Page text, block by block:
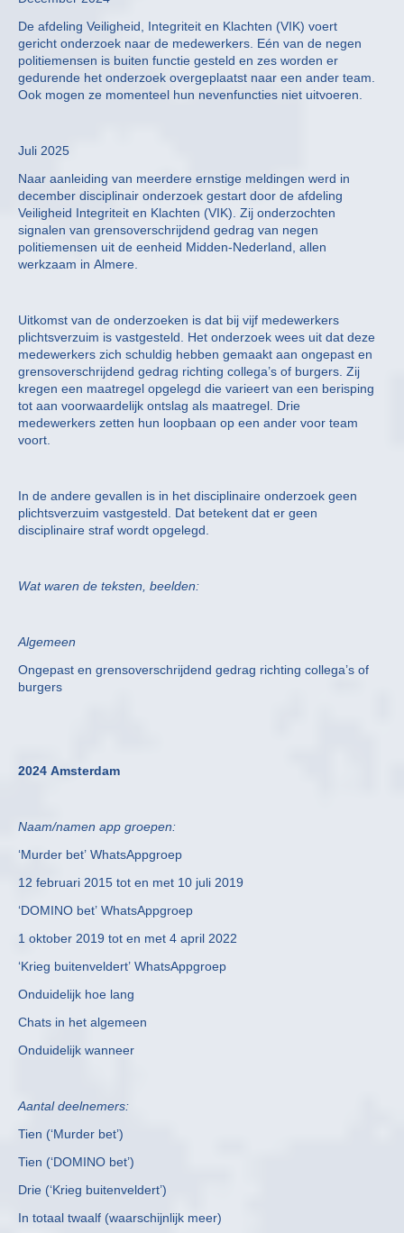
De afdeling Veiligheid, Integriteit en Klachten (VIK) voert
gericht onderzoek naar de medewerkers. Eén van de negen
politiemensen is buiten functie gesteld en zes worden er
gedurende het onderzoek overgeplaatst naar een ander team.
Ook mogen ze momenteel hun nevenfuncties niet uitvoeren.
Juli 2025
Naar aanleiding van meerdere ernstige meldingen werd in
december disciplinair onderzoek gestart door de afdeling
Veiligheid Integriteit en Klachten (VIK). Zij onderzochten
signalen van grensoverschrijdend gedrag van negen
politiemensen uit de eenheid Midden-Nederland, allen
werkzaam in Almere.
Uitkomst van de onderzoeken is dat bij vijf medewerkers
plichtsverzuim is vastgesteld. Het onderzoek wees uit dat deze
medewerkers zich schuldig hebben gemaakt aan ongepast en
grensoverschrijdend gedrag richting collega’s of burgers. Zij
kregen een maatregel opgelegd die varieert van een berisping
tot aan voorwaardelijk ontslag als maatregel. Drie
medewerkers zetten hun loopbaan op een ander voor team
voort.
In de andere gevallen is in het disciplinaire onderzoek geen
plichtsverzuim vastgesteld. Dat betekent dat er geen
disciplinaire straf wordt opgelegd.
Wat waren de teksten, beelden:
Algemeen
Ongepast en grensoverschrijdend gedrag richting collega’s of
burgers
2024 Amsterdam
Naam/namen app groepen:
‘Murder bet’ WhatsAppgroep
12 februari 2015 tot en met 10 juli 2019
‘DOMINO bet’ WhatsAppgroep
1 oktober 2019 tot en met 4 april 2022
‘Krieg buitenveldert’ WhatsAppgroep
Onduidelijk hoe lang
Chats in het algemeen
Onduidelijk wanneer
Aantal deelnemers:
Tien (‘Murder bet’)
Tien (‘DOMINO bet’)
Drie (‘Krieg buitenveldert’)
In totaal twaalf (waarschijnlijk meer)